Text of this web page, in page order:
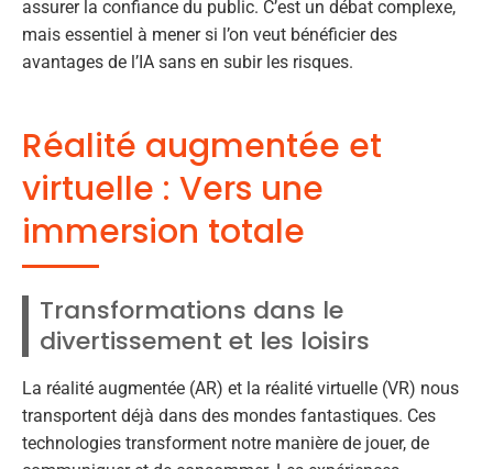
assurer la confiance du public. C’est un débat complexe,
mais essentiel à mener si l’on veut bénéficier des
avantages de l’IA sans en subir les risques.
Réalité augmentée et
virtuelle : Vers une
immersion totale
Transformations dans le
divertissement et les loisirs
La réalité augmentée (AR) et la réalité virtuelle (VR) nous
transportent déjà dans des mondes fantastiques. Ces
technologies transforment notre manière de jouer, de